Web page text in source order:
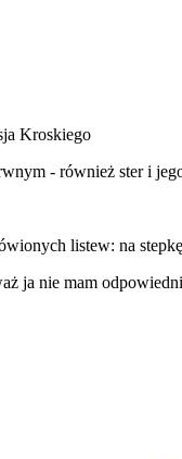
Kroskiego
- również ster i
listew: na
ja nie mam